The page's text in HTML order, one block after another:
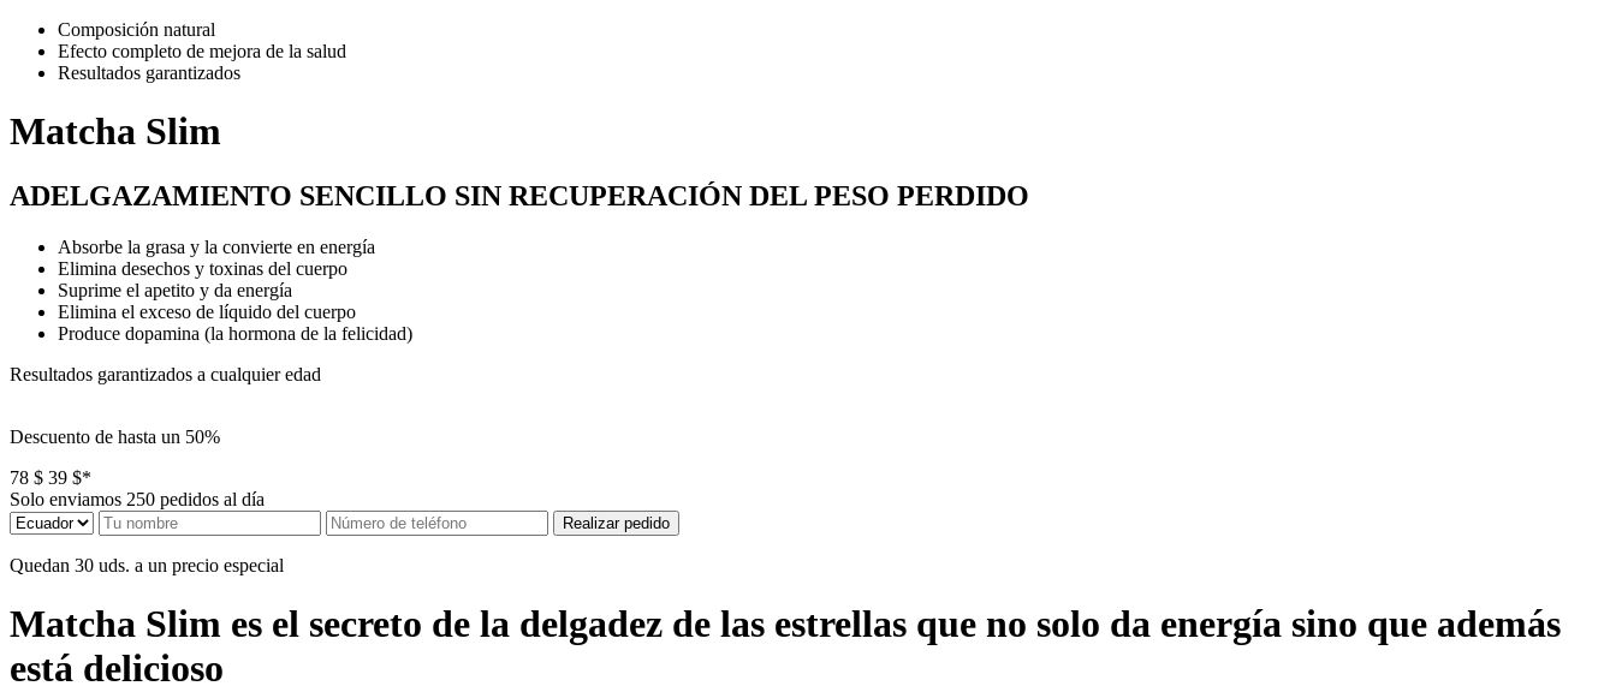
Composición natural
Efecto completo de mejora de la salud
Resultados garantizados
Matcha Slim
ADELGAZAMIENTO SENCILLO SIN RECUPERACIÓN DEL PESO PERDIDO
Absorbe la grasa y la convierte en energía
Elimina desechos y toxinas del cuerpo
Suprime el apetito y da energía
Elimina el exceso de líquido del cuerpo
Produce dopamina (la hormona de la felicidad)
Resultados garantizados a cualquier edad
Descuento de hasta un 50%
78 $ 39 $*
Solo enviamos 250 pedidos al día
Realizar pedido
Quedan 30 uds. a un precio especial
Matcha Slim es el secreto de la delgadez de las estrellas que no solo da energía sino que además
está delicioso